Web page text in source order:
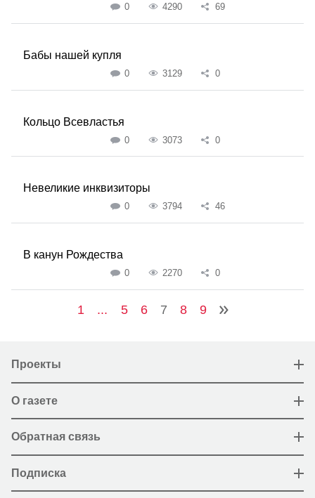
0 4290 69
Бабы нашей купля
0 3129 0
Кольцо Всевластья
0 3073 0
Невеликие инквизиторы
0 3794 46
В канун Рождества
0 2270 0
1 ... 5 6 7 8 9
Проекты
О газете
Обратная связь
Подписка